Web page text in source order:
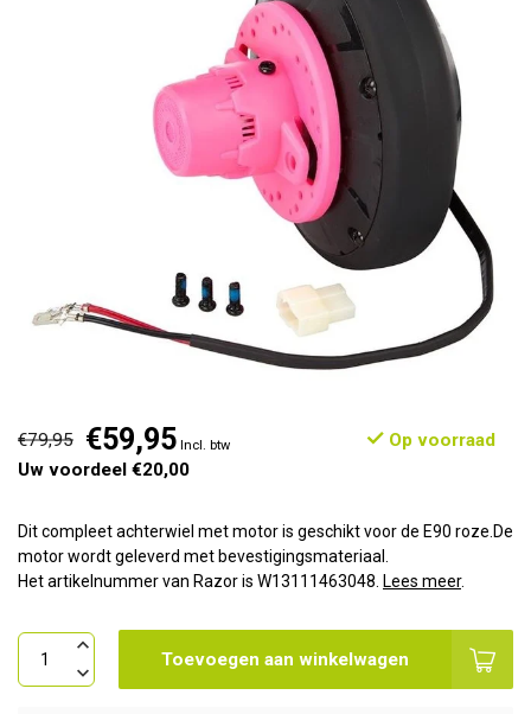
€79,95 €59,95 Incl. btw
Op voorraad
Uw voordeel €20,00
Dit compleet achterwiel met motor is geschikt voor de E90 roze.De
motor wordt geleverd met bevestigingsmateriaal.
Het artikelnummer van Razor is W13111463048. Lees meer.
Toevoegen aan winkelwagen